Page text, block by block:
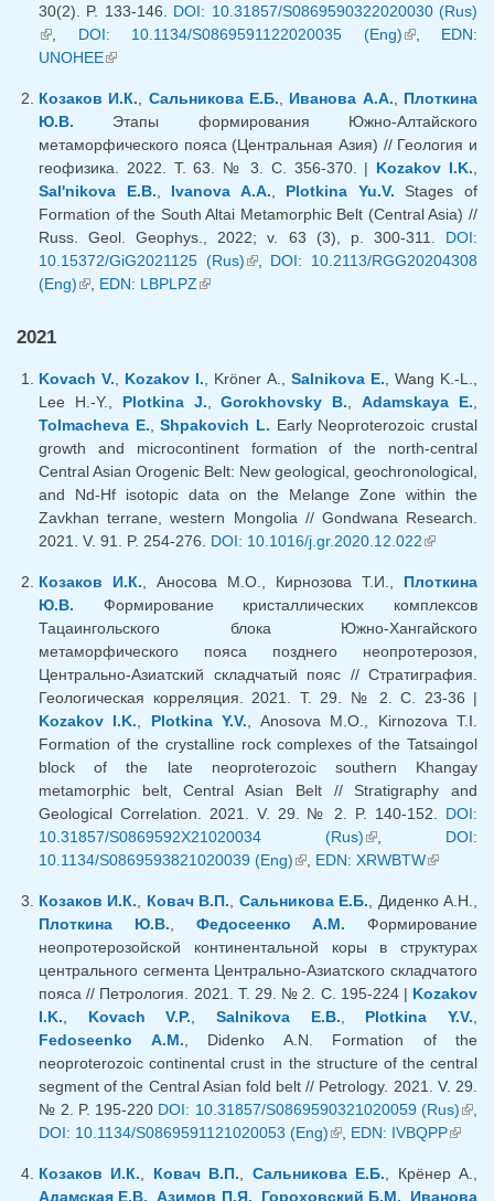
30(2). P. 133-146. DOI: 10.31857/S0869590322020030 (Rus)
(внешняя ссылка)
, DOI: 10.1134/S0869591122020035 (Eng)(внешняя
, EDN:
UNOHEE(внешняя ссылка)
Козаков И.К., Сальникова Е.Б., Иванова А.А., Плоткина
Ю.В. Этапы формирования Южно-Алтайского
метаморфического пояса (Центральная Азия) // Геология и
геофизика. 2022. Т. 63. № 3. С. 356-370. | Kozakov I.K.,
Sal'nikova E.B., Ivanova A.A., Plotkina Yu.V. Stages of
Formation of the South Altai Metamorphic Belt (Central Asia) //
Russ. Geol. Geophys., 2022; v. 63 (3), p. 300-311. DOI:
10.15372/GiG2021125 (Rus)(внешняя ссылка)
, DOI: 10.2113/RGG20204308
(Eng)(внешняя ссылка)
, EDN: LBPLPZ(внешняя ссылка)
2021
Kovach V. Kozakov I. , Kröner A., Salnikova E. , Wang K.-L.,
Lee H.-Y., Plotkina J. ,Gorokhovsky B. ,Adamskaya E.
Tolmacheva E. ,Shpakovich L. Early Neoproterozoic crustal
growth and microcontinent formation of the north-central
Central Asian Orogenic Belt: New geological, geochronological,
and Nd-Hf isotopic data on the Melange Zone within the
Zavkhan terrane, western Mongolia // Gondwana Research.
2021. V. 91. P. 254-276. DOI: 10.1016/j.gr.2020.12.022(внешняя
Козаков И.К. , Аносова М.О., Кирнозова Т.И., Плоткина
Ю.В. Формирование кристаллических комплексов
Тацаингольского блока Южно-Хангайского
метаморфического пояса позднего неопротерозоя,
Центрально-Азиатский складчатый пояс // Стратиграфия.
Геологическая корреляция. 2021. Т. 29. № 2. С. 23-36 |
Kozakov I.K.
Plotkina Y.V. , Anosova M.O., Kirnozova T.I.
Formation of the crystalline rock complexes of the Tatsaingol
block of the late neoproterozoic southern Khangay
metamorphic belt, Central Asian Belt // Stratigraphy and
Geological Correlation. 2021. V. 29. № 2. P. 140-152. DOI:
10.31857/S0869592X21020034 (Rus)(внешняя
ссылка)
DOI:
10.1134/S0869593821020039 (Eng)(внешняя ссылка)
EDN: XRWBTW(внешняя
Козаков И.К.
Ковач В.П. Сальникова Е.Б. , Диденко А.Н.,
Плоткина Ю.В.
Федосеенко А.М. Формирование
неопротерозойской континентальной коры в структурах
центрального сегмента Центрально-Азиатского складчатого
пояса // Петрология. 2021. Т. 29. № 2. С. 195-224 | Kozakov
I.K.
Kovach V.P. ,Salnikova E.B. Plotkina Y.V.
Fedoseenko A.M. , Didenko A.N. Formation of the
neoproterozoic continental crust in the structure of the central
segment of the Central Asian fold belt // Petrology. 2021. V. 29.
№ 2. P. 195-220 DOI: 10.31857/S0869590321020059 (Rus)
DOI: 10.1134/S0869591121020053 (Eng)(внешняя ссылка)
EDN: IVBQPP
Козаков И.К.
Ковач В.П. Сальникова Е.Б. , Крёнер А.,
Адамская Е.В. ,Азимов П.Я. Гороховский Б.М. Иванова